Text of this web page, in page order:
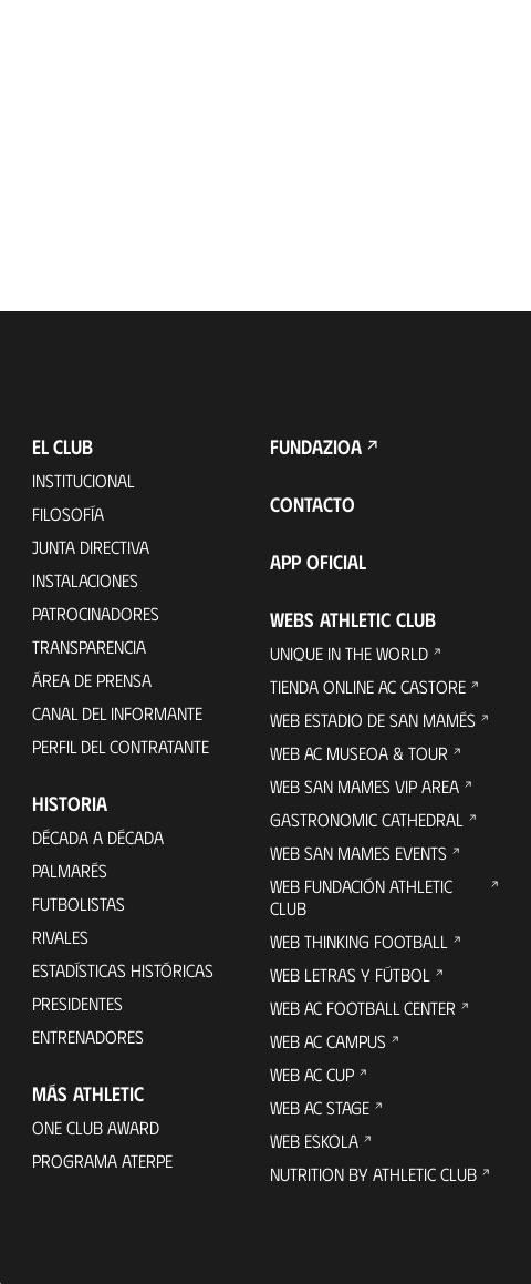
EL CLUB
INSTITUCIONAL
FILOSOFÍA
JUNTA DIRECTIVA
INSTALACIONES
PATROCINADORES
TRANSPARENCIA
ÁREA DE PRENSA
CANAL DEL INFORMANTE
PERFIL DEL CONTRATANTE
HISTORIA
DÉCADA A DÉCADA
PALMARÉS
FUTBOLISTAS
RIVALES
ESTADÍSTICAS HISTÓRICAS
PRESIDENTES
ENTRENADORES
MÁS ATHLETIC
ONE CLUB AWARD
PROGRAMA ATERPE
FUNDAZIOA
CONTACTO
APP OFICIAL
WEBS ATHLETIC CLUB
UNIQUE IN THE WORLD
TIENDA ONLINE AC CASTORE
WEB ESTADIO DE SAN MAMÉS
WEB AC MUSEOA & TOUR
WEB SAN MAMES VIP AREA
GASTRONOMIC CATHEDRAL
WEB SAN MAMES EVENTS
WEB FUNDACIÓN ATHLETIC
CLUB
WEB THINKING FOOTBALL
WEB LETRAS Y FÚTBOL
WEB AC FOOTBALL CENTER
WEB AC CAMPUS
WEB AC CUP
WEB AC STAGE
WEB ESKOLA
NUTRITION BY ATHLETIC CLUB